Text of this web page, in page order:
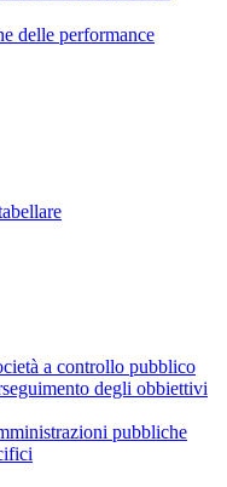
delle performance
a controllo pubblico
degli obbiettivi
pubbliche